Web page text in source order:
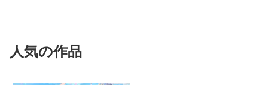
人気の作品